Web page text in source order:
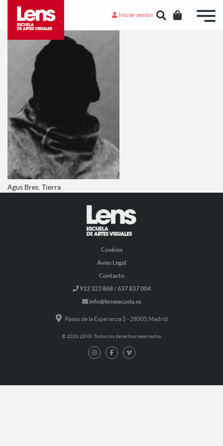
Iniciar sesión
Agus Bres: Tierra
Cookies
Aviso Legal
Contacto
912 323 868 / 637 837 004
info@lensescuela.es
Paseo de la Esperanza 5 - 28005 Madrid
© 2026 LENS. Todos los derechos reservados.